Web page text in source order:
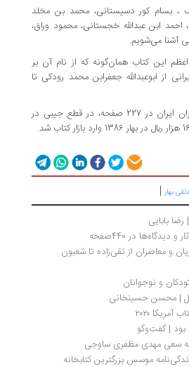
، بسام کور دسیستانی، محمد بن مخلد
ابن عبدالله خجستانی، محمود وراق،
آشنا می‌شویم.
این کتاب همان‌گونه که از نام آن بر
45 شاعر ایرانی از ابوعبدالله جعفرابن محمد رودکی تا
چاپ نخست زندگی‌نامه شاعران ایران در 227 صفحه، در قطع جیبی در
بهار |
بابایی
در 440صفحه
و نوجوانان
| محسن حسینخانی
۲۰۲۰
بود | گفت‌وگو
سعی مهدی مظفری ساوجی